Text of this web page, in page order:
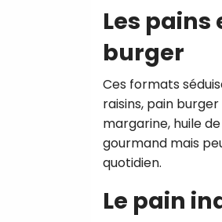
Les
burger
Ces formats
raisins, pain
margarine, huile
gourmand mais
quotidien.
Le pain